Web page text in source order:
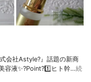
会社Astyle?』話題の新商
容液✨?Point?1️⃣ヒト幹…続